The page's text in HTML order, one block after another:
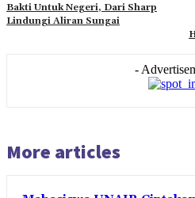
Bakti Untuk Negeri, Dari Sharp
Lindungi Aliran Sungai
-
More articles